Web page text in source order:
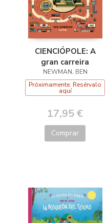
CIENCIÓPOLE: A
gran carreira
NEWMAN, BEN
Próximamente. Resérvalo
aquí
17,95 €
Comprar